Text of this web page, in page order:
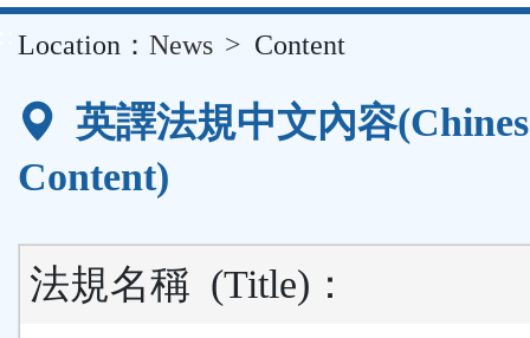
Location： News Content
英譯法規中文內容
Content)
法規名稱 (Title) ：